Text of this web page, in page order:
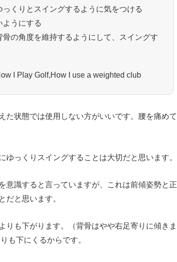
っくりとスイングするように気をつける
ようにする
骨の角度を維持するようにして、スイングす
I Play Golf,How I use a weighted club
た状態では使用しない方がいいです。腰を痛めて
ゆっくりスイングすることは大切だと思います。
意識すると言っていますが、これは前傾姿勢と正
だと思います。
りも下がります。（背骨はやや右足寄りに傾きま
も下にくるからです。